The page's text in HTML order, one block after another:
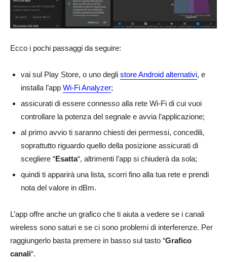
Ecco i pochi passaggi da seguire:
vai sul Play Store, o uno degli store Android alternativi, e
installa l’app Wi-Fi Analyzer;
assicurati di essere connesso alla rete Wi-Fi di cui vuoi
controllare la potenza del segnale e avvia l’applicazione;
al primo avvio ti saranno chiesti dei permessi, concedili,
soprattutto riguardo quello della posizione assicurati di
scegliere “Esatta“, altrimenti l’app si chiuderà da sola;
quindi ti apparirà una lista, scorri fino alla tua rete e prendi
nota del valore in dBm.
L’app offre anche un grafico che ti aiuta a vedere se i canali
wireless sono saturi e se ci sono problemi di interferenze. Per
raggiungerlo basta premere in basso sul tasto “Grafico
canali“.